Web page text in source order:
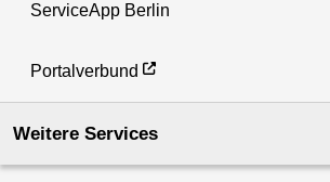
ServiceApp Berlin
Portalverbund
Weitere Services